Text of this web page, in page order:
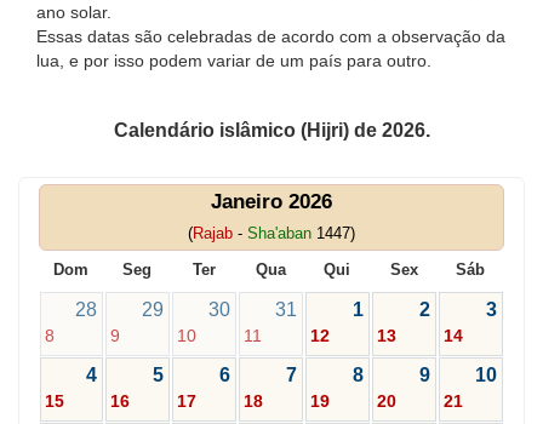
ano solar.
Essas datas são celebradas de acordo com a observação da
lua, e por isso podem variar de um país para outro.
Calendário islâmico (Hijri) de 2026.
Janeiro 2026
(Rajab - Sha'aban 1447)
Dom Seg Ter Qua Qui Sex Sáb
28
8
29
9
30
10
31
11
1
12
2
13
3
14
4
15
5
16
6
17
7
18
8
19
9
20
10
21